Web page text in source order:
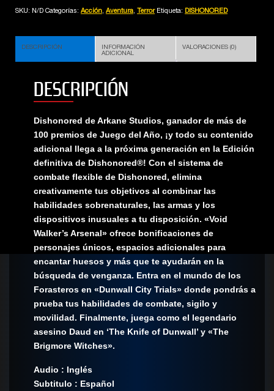
SKU: N/D Categorías: Acción, Aventura, Terror Etiqueta: DISHONORED
DESCRIPCIÓN
INFORMACIÓN
ADICIONAL
VALORACIONES (0)
DESCRIPCIÓN
Dishonored de Arkane Studios, ganador de más de
100 premios de Juego del Año, ¡y todo su contenido
adicional llega a la próxima generación en la Edición
definitiva de Dishonored®! Con el sistema de
combate flexible de Dishonored, elimina
creativamente tus objetivos al combinar las
habilidades sobrenaturales, las armas y los
dispositivos inusuales a tu disposición. «Void
Walker’s Arsenal» ofrece bonificaciones de
personajes únicos, espacios adicionales para
encantar huesos y más que te ayudarán en la
búsqueda de venganza. Entra en el mundo de los
Forasteros en «Dunwall City Trials» donde pondrás a
prueba tus habilidades de combate, sigilo y
movilidad. Finalmente, juega como el legendario
asesino Daud en ‘The Knife of Dunwall’ y «The
Brigmore Witches».
Audio : Inglés
Subtitulo : Español